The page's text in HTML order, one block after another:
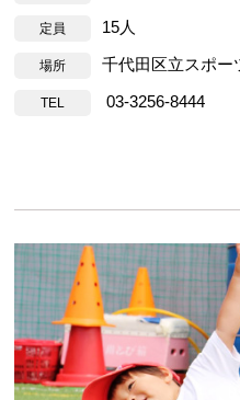
定員 15人
場所 千代田区立スポー
TEL 03-3256-8444